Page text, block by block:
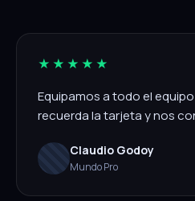
★★★★★
Equipamos a todo el
recuerda la tarjeta y nos
Claudio Godoy
Mundo Pro